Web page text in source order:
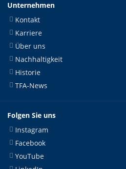
Unternehmen
Kontakt
Karriere
Über uns
Nachhaltigkeit
Historie
TFA-News
Folgen Sie uns
Instagram
Facebook
YouTube